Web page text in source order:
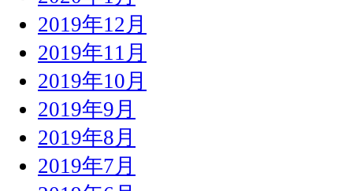
2019年12月
2019年11月
2019年10月
2019年9月
2019年8月
2019年7月